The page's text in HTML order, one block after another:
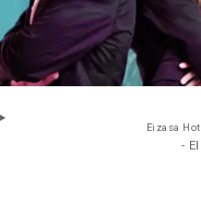
Eizasa
-